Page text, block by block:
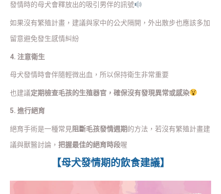
發情時的母犬會釋放出的吸引男伴的訊號
如果沒有繁殖計畫，建議與家中的公犬隔開，外出散步也應該多加
留意避免發生感情糾紛
4. 注意衛生
母犬發情時會伴隨輕微出血，所以保持衛生非常重要
也建議定期檢查毛孩的生殖器官，確保沒有發現異常或感染
5. 進行絕育
絕育手術是一種常見 阻斷毛孩發情週期的方法，若沒有繁殖計畫建
議與獸醫討論， 把握最佳的絕育時段喔
【母犬發情期的飲食建議】